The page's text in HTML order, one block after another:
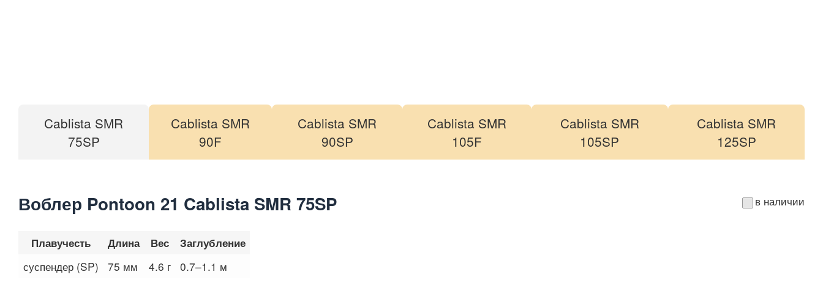
Cablista SMR
75SP
Cablista SMR
90F
Cablista SMR
90SP
Cablista SMR
105F
Cablista SMR
105SP
Cablista SMR
125SP
в наличии
Воблер Pontoon 21 Cablista SMR 75SP
Плавучесть Длина Вес Заглубление
суспендер (SP) 75 мм 4.6 г 0.7–1.1 м